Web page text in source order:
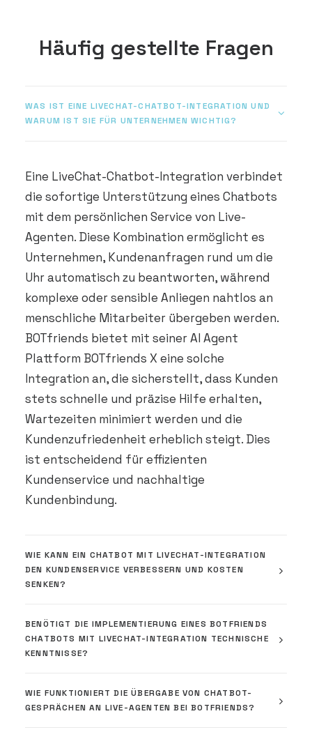
Häufig gestellte Fragen
WAS IST EINE LIVECHAT-CHATBOT-INTEGRATION UND
WARUM IST SIE FÜR UNTERNEHMEN WICHTIG?
Eine LiveChat-Chatbot-Integration verbindet
die sofortige Unterstützung eines Chatbots
mit dem persönlichen Service von Live-
Agenten. Diese Kombination ermöglicht es
Unternehmen, Kundenanfragen rund um die
Uhr automatisch zu beantworten, während
komplexe oder sensible Anliegen nahtlos an
menschliche Mitarbeiter übergeben werden.
BOTfriends bietet mit seiner AI Agent
Plattform BOTfriends X eine solche
Integration an, die sicherstellt, dass Kunden
stets schnelle und präzise Hilfe erhalten,
Wartezeiten minimiert werden und die
Kundenzufriedenheit erheblich steigt. Dies
ist entscheidend für effizienten
Kundenservice und nachhaltige
Kundenbindung.
WIE KANN EIN CHATBOT MIT LIVECHAT-INTEGRATION
DEN KUNDENSERVICE VERBESSERN UND KOSTEN
SENKEN?
BENÖTIGT DIE IMPLEMENTIERUNG EINES BOTFRIENDS
CHATBOTS MIT LIVECHAT-INTEGRATION TECHNISCHE
KENNTNISSE?
WIE FUNKTIONIERT DIE ÜBERGABE VON CHATBOT-
GESPRÄCHEN AN LIVE-AGENTEN BEI BOTFRIENDS?